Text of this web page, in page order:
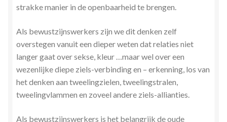
strakke manier in de openbaarheid te brengen.
Als bewustzijnswerkers zijn we dit denken zelf
overstegen vanuit een dieper weten dat relaties niet
langer gaat over sekse, kleur …maar wel over een
wezenlijke diepe ziels-verbinding en – erkenning, los van
het denken aan tweelingzielen, tweelingstralen,
tweelingvlammen en zoveel andere ziels-allianties.
Als bewustzijnswerkers is het belangrijk de oude